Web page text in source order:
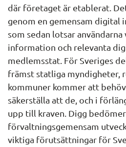
där företaget är etablerat.
genom en gemensam digital
som sedan lotsar
information och relevanta
medlemsstat. För Sveriges
främst statliga myndigheter,
kommuner kommer att
säkerställa att de, och i
upp till kraven. Digg
förvaltningsgemensam
viktiga förutsättningar för